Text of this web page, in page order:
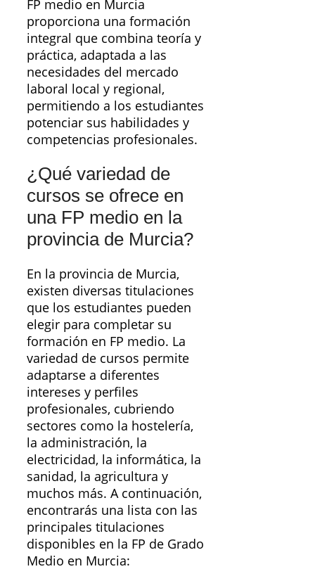
FP medio en Murcia
proporciona una formación
integral que combina teoría y
práctica, adaptada a las
necesidades del mercado
laboral local y regional,
permitiendo a los estudiantes
potenciar sus habilidades y
competencias profesionales.
¿Qué variedad de
cursos se ofrece en
una FP medio en la
provincia de Murcia?
En la provincia de Murcia,
existen diversas titulaciones
que los estudiantes pueden
elegir para completar su
formación en FP medio. La
variedad de cursos permite
adaptarse a diferentes
intereses y perfiles
profesionales, cubriendo
sectores como la hostelería,
la administración, la
electricidad, la informática, la
sanidad, la agricultura y
muchos más. A continuación,
encontrarás una lista con las
principales titulaciones
disponibles en la FP de Grado
Medio en Murcia: